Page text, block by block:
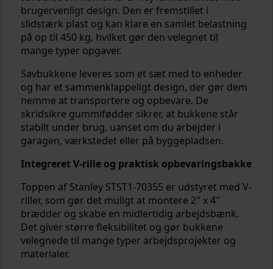
brugervenligt design. Den er fremstillet i
slidstærk plast og kan klare en samlet belastning
på op til 450 kg, hvilket gør den velegnet til
mange typer opgaver.
Savbukkene leveres som et sæt med to enheder
og har et sammenklappeligt design, der gør dem
nemme at transportere og opbevare. De
skridsikre gummifødder sikrer, at bukkene står
stabilt under brug, uanset om du arbejder i
garagen, værkstedet eller på byggepladsen.
Integreret V-rille og praktisk opbevaringsbakke
Toppen af Stanley STST1-70355 er udstyret med V-
riller, som gør det muligt at montere 2″ x 4″
brædder og skabe en midlertidig arbejdsbænk.
Det giver større fleksibilitet og gør bukkene
velegnede til mange typer arbejdsprojekter og
materialer.